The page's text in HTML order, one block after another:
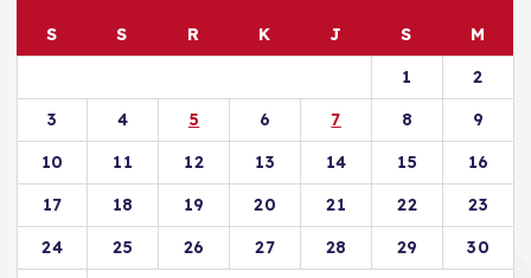
S S R K J S
M
1
2
3
4 5 6 7 8
9
10
11 12 13 14 15
16
17
18 19 20 21 22
23
24
25 26 27 28 29
30